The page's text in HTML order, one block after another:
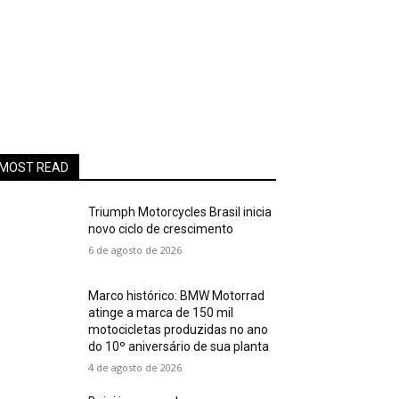
MOST READ
Triumph Motorcycles Brasil inicia
novo ciclo de crescimento
6 de agosto de 2026
Marco histórico: BMW Motorrad
atinge a marca de 150 mil
motocicletas produzidas no ano
do 10º aniversário de sua planta
4 de agosto de 2026